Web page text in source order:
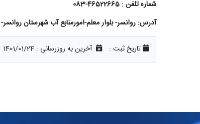
شماره تلفن : 46522665-083
آدرس: روانسر- بلوار معلم-امورمنابع آب شهرستان روانسر-
تاریخ ثبت : آخرین به روزرسانی : 1401/01/24